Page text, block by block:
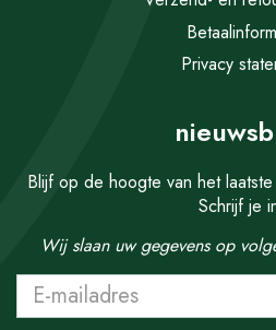
Privacy
Blijf op de hoogte van het
Schrijf je
Wij slaan uw gegevens op